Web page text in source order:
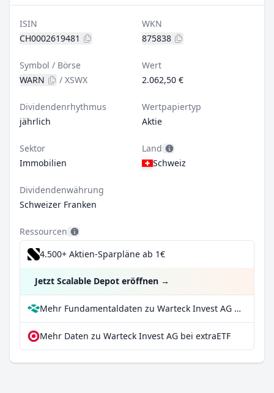
ISIN
CH0002619481
WKN
875838
Symbol / Börse
WARN
/ XSWX
Wert
2.062,50 €
Dividendenrhythmus
jährlich
Wertpapiertyp
Aktie
Sektor
Immobilien
Land
Schweiz
Dividendenwährung
Schweizer Franken
Ressourcen
4.500+ Aktien-Sparpläne ab 1€
Jetzt Scalable Depot eröffnen →
Mehr Fundamentaldaten zu Warteck Invest AG bei Parqet
Mehr Daten zu Warteck Invest AG bei extraETF